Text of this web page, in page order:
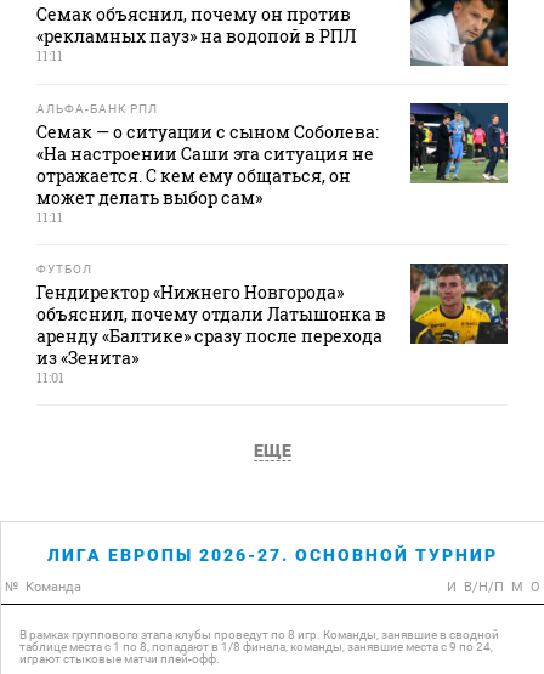
Семак объяснил, почему он против
«рекламных пауз» на водопой в РПЛ
11:11
АЛЬФА-БАНК РПЛ
Семак — о ситуации с сыном Соболева:
«На настроении Саши эта ситуация не
отражается. С кем ему общаться, он
может делать выбор сам»
11:11
ФУТБОЛ
Гендиректор «Нижнего Новгорода»
объяснил, почему отдали Латышонка в
аренду «Балтике» сразу после перехода
из «Зенита»
11:01
ЕЩЕ
ЛИГА ЕВРОПЫ 2026-27. ОСНОВНОЙ ТУРНИР
№ Команда И В/Н/П М О
В рамках группового этапа клубы проведут по 8 игр. Команды, занявшие в сводной
таблице места с 1 по 8, попадают в 1/8 финала, команды, занявшие места с 9 по 24,
играют стыковые матчи плей-офф.